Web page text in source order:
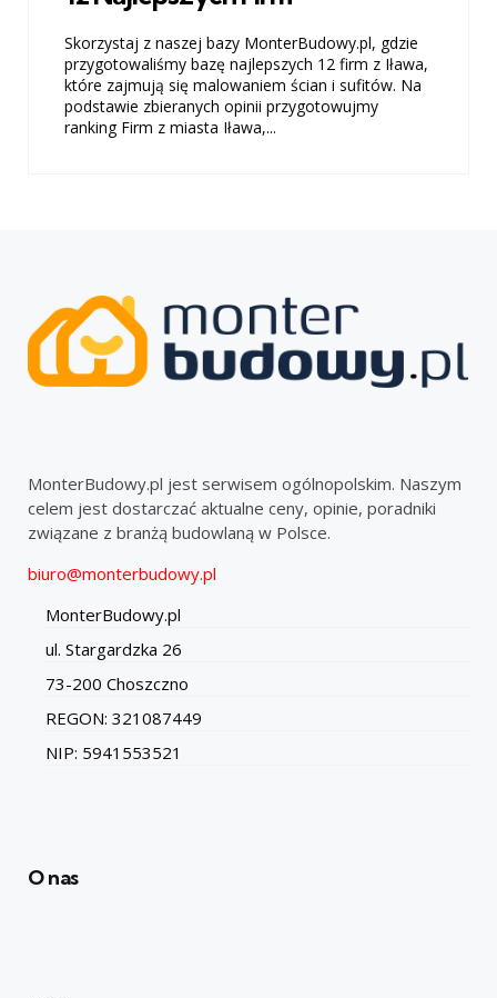
Skorzystaj z naszej bazy MonterBudowy.pl, gdzie
przygotowaliśmy bazę najlepszych 12 firm z Iława,
które zajmują się malowaniem ścian i sufitów. Na
podstawie zbieranych opinii przygotowujmy
ranking Firm z miasta Iława,...
MonterBudowy.pl jest serwisem ogólnopolskim. Naszym
celem jest dostarczać aktualne ceny, opinie, poradniki
związane z branżą budowlaną w Polsce.
biuro@monterbudowy.pl
MonterBudowy.pl
ul. Stargardzka 26
73-200 Choszczno
REGON: 321087449
NIP: 5941553521
O nas